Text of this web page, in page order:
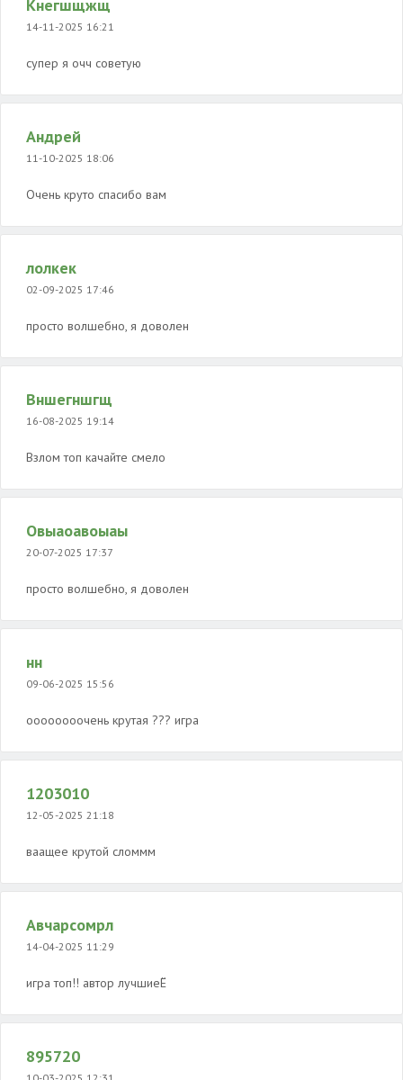
Кнегшщжщ
14-11-2025 16:21
супер я очч советую
Андрей
11-10-2025 18:06
Очень круто спасибо вам
лолкек
02-09-2025 17:46
просто волшебно, я доволен
Вншегншгщ
16-08-2025 19:14
Взлом топ качайте смело
Овыаоавоыаы
20-07-2025 17:37
просто волшебно, я доволен
нн
09-06-2025 15:56
оооооооочень крутая ?️??️ игра
1203010
12-05-2025 21:18
ваащее крутой сломмм
Авчарсомрл
14-04-2025 11:29
игра топ!! автор лучшиеЁ
895720